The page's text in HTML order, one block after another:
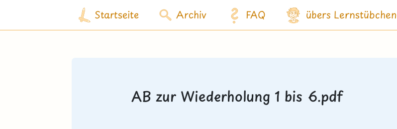
Startseite Archiv FAQ übers Lernstübchen
AB zur Wiederholung 1 bis 6.pdf